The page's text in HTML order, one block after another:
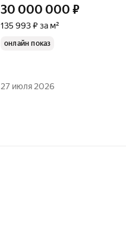
30 000 000 ₽
135 993 ₽ за м²
онлайн показ
27 июля 2026